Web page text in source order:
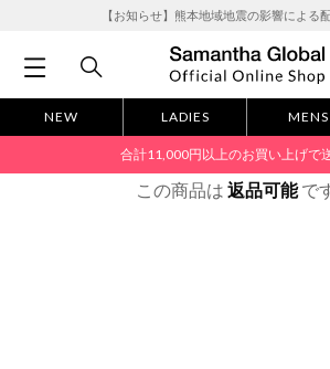
【お知らせ】熊本地域地震の影響による
NEW LADIES MENS
合計11,000円以上のお買い上げで
この商品は 返品可能で